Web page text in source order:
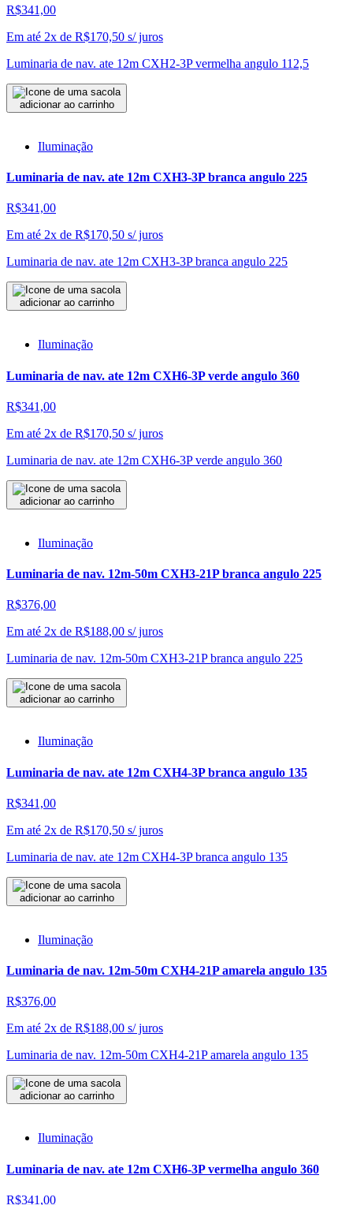
R$341,00
Em até 2x de R$170,50 s/ juros
Luminaria de nav. ate 12m CXH2-3P vermelha angulo 112,5
adicionar ao carrinho
Iluminação
Luminaria de nav. ate 12m CXH3-3P branca angulo 225
R$341,00
Em até 2x de R$170,50 s/ juros
Luminaria de nav. ate 12m CXH3-3P branca angulo 225
adicionar ao carrinho
Iluminação
Luminaria de nav. ate 12m CXH6-3P verde angulo 360
R$341,00
Em até 2x de R$170,50 s/ juros
Luminaria de nav. ate 12m CXH6-3P verde angulo 360
adicionar ao carrinho
Iluminação
Luminaria de nav. 12m-50m CXH3-21P branca angulo 225
R$376,00
Em até 2x de R$188,00 s/ juros
Luminaria de nav. 12m-50m CXH3-21P branca angulo 225
adicionar ao carrinho
Iluminação
Luminaria de nav. ate 12m CXH4-3P branca angulo 135
R$341,00
Em até 2x de R$170,50 s/ juros
Luminaria de nav. ate 12m CXH4-3P branca angulo 135
adicionar ao carrinho
Iluminação
Luminaria de nav. 12m-50m CXH4-21P amarela angulo 135
R$376,00
Em até 2x de R$188,00 s/ juros
Luminaria de nav. 12m-50m CXH4-21P amarela angulo 135
adicionar ao carrinho
Iluminação
Luminaria de nav. ate 12m CXH6-3P vermelha angulo 360
R$341,00